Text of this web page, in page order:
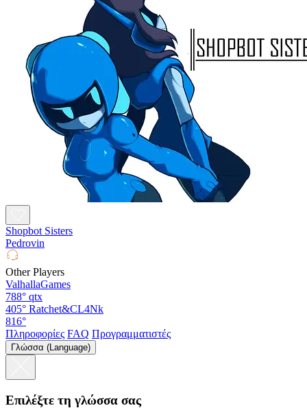
Shopbot Sisters
Pedrovin
Other Players
ValhallaGames
788° qtx
405° Ratchet&CL4Nk
816°
Πληροφορίες FAQ Προγραμματιστές
Γλώσσα (Language)
Επιλέξτε τη γλώσσα σας